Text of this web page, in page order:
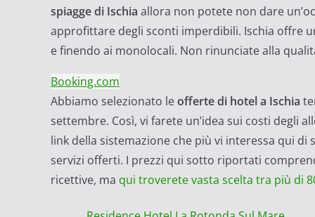
spiagge di Ischia allora non potete non dare
approfittare degli sconti imperdibili. Ischia offre
e finendo ai monolocali. Non rinunciate alla
Booking.com
Abbiamo selezionato leofferte di hotel a Ischia
settembre. Così, vi farete un’idea sui costi degli
link della sistemazione che più vi interessa qui
servizi offerti. I prezzi qui sotto riportati
ricettive, ma qui troverete vasta scelta tra più di